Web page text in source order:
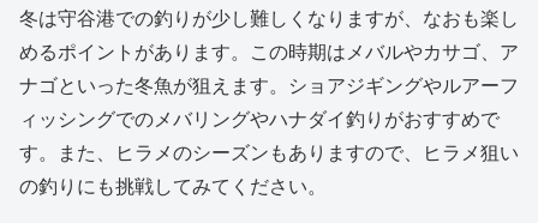
冬は守谷港での釣りが少し難しくなりますが、なおも楽し
めるポイントがあります。この時期はメバルやカサゴ、ア
ナゴといった冬魚が狙えます。ショアジギングやルアーフ
ィッシングでのメバリングやハナダイ釣りがおすすめで
す。また、ヒラメのシーズンもありますので、ヒラメ狙い
の釣りにも挑戦してみてください。